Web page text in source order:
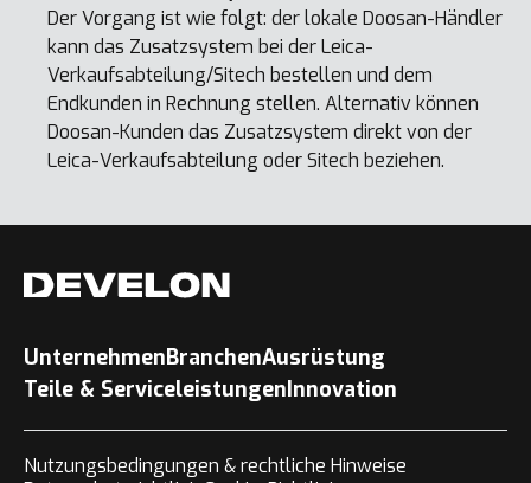
Der Vorgang ist wie folgt: der lokale Doosan-Händler
kann das Zusatzsystem bei der Leica-
Verkaufsabteilung/Sitech bestellen und dem
Endkunden in Rechnung stellen. Alternativ können
Doosan-Kunden das Zusatzsystem direkt von der
Leica-Verkaufsabteilung oder Sitech beziehen.
UnternehmenBranchenAusrüstung
Teile & ServiceleistungenInnovation
Nutzungsbedingungen & rechtliche Hinweise